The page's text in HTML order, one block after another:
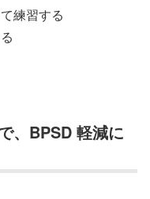
練習する
、BPSD 軽減に